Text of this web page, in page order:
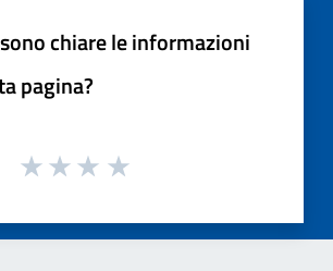
chiare le informazioni
pagina?